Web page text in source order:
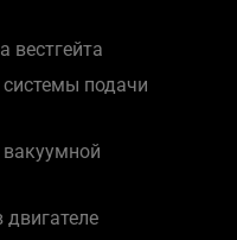
вестгейта
подачи